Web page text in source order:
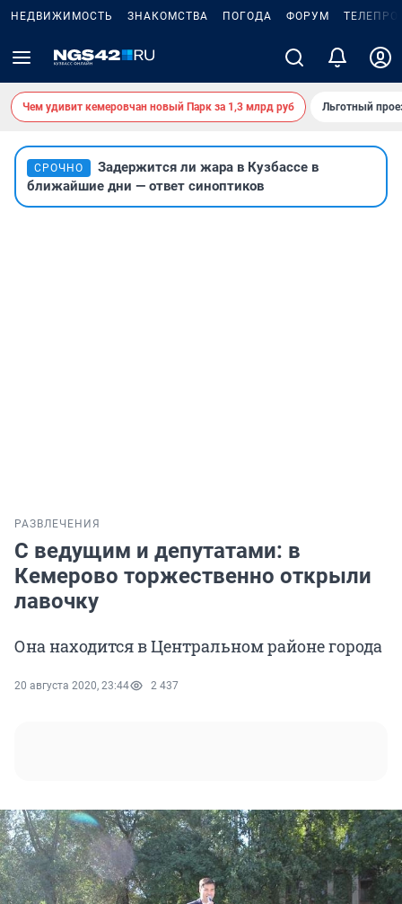
НЕДВИЖИМОСТЬ ЗНАКОМСТВА ПОГОДА ФОРУМ
Чем удивит кемеровчан новый Парк за 1,3 млрд руб Льготный
СРОЧНО
Задержится ли жара в Кузбассе в
ближайшие дни — ответ синоптиков
РАЗВЛЕЧЕНИЯ
С ведущим и депутатами: в
Кемерово торжественно открыли
лавочку
Она находится в Центральном районе города
20 августа 2020, 23:44 2 437